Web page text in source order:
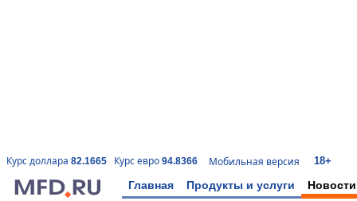
Курс доллара 82.1665 Курс евро 94.8366 Мобильная версия 18+
Главная Продукты и услуги Новости